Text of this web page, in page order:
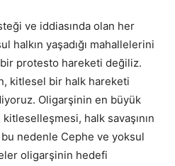
ve iddiasında olan her
halkın yaşadığı mahallelerini
protesto hareketi değiliz.
kitlesel bir halk hareketi
Oligarşinin en büyük
halk savaşının
nedenle Cephe ve yoksul
oligarşinin hedefi